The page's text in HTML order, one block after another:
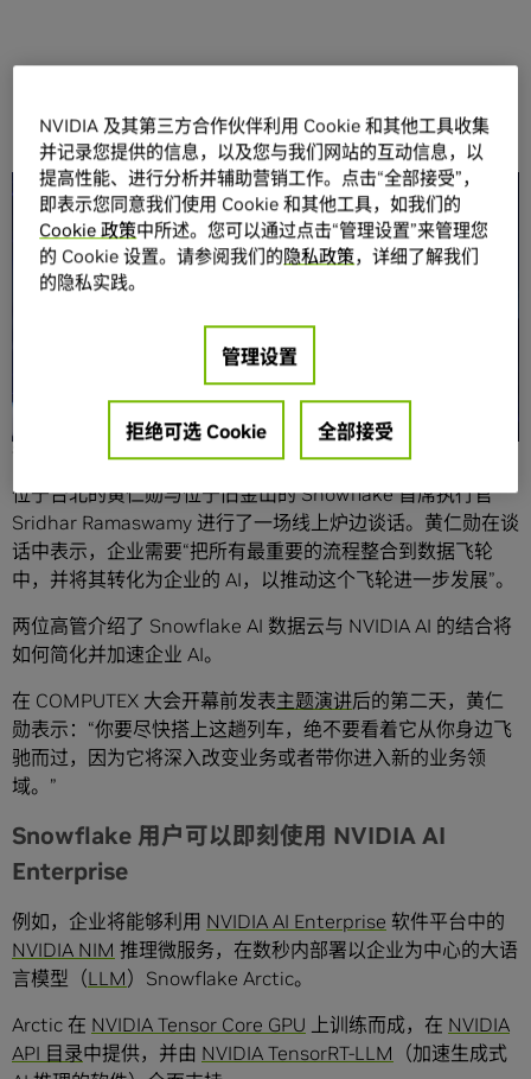
分享
NVIDIA 创始人兼首席执行官黄仁勋在
上向数千名与会者表示，AI 让每家公司都有机会将其流程
转变为数据飞轮。
位于台北的黄仁勋与位于旧金山的 Snowflake 首席执行官
Sridhar Ramaswamy 进行了一场线上炉边谈话。黄仁勋在谈
话中表示，企业需要“把所有最重要的流程整合到数据飞轮
中，并将其转化为企业的 AI，以推动这个飞轮进一步发展”。
两位高管介绍了 Snowflake AI 数据云与 NVIDIA AI 的结合将
如何简化并加速企业 AI。
在 COMPUTEX 大会开幕前发表主题演讲后的第二天，黄仁
勋表示：“你要尽快搭上这趟列车，绝不要看着它从你身边飞
驰而过，因为它将深入改变业务或者带你进入新的业务领
域。”
Snowflake 用户可以即刻使用 NVIDIA AI
Enterprise
例如，企业将能够利用 NVIDIA AI Enterprise 软件平台中的
NVIDIA NIM 推理微服务，在数秒内部署以企业为中心的大语
言模型（LLM）Snowflake Arctic。
Arctic 在 NVIDIA Tensor Core GPU 上训练而成，在 NVIDIA
API 目录中提供，并由 NVIDIA TensorRT-LLM （加速生成式
NVIDIA 及其第三方合作伙伴利用 Cookie 和其他工具收集
并记录您提供的信息，以及您与我们网站的互动信息，以
提高性能、进行分析并辅助营销工作。点击“全部接受”，
即表示您同意我们使用 Cookie 和其他工具，如我们的
Cookie 政策中所述。您可以通过点击“管理设置”来管理您
的 Cookie 设置。请参阅我们的隐私政策，详细了解我们
的隐私实践。
管理设置
拒绝可选 Cookie 全部接受